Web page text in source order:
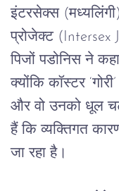
इंटरसेक्स (मध्यलिंगी
प्रोजेक्ट (Intersex
पिजों पडोनिस ने कहा
क्योंकि कॉस्टर ‘गोरी’
और वो उनको धूल
हैं कि व्यक्तिगत
जा रहा है।